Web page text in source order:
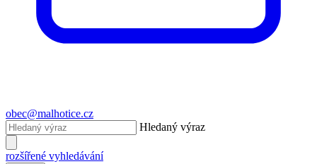
obec@malhotice.cz
Hledaný výraz
rozšířené vyhledávání